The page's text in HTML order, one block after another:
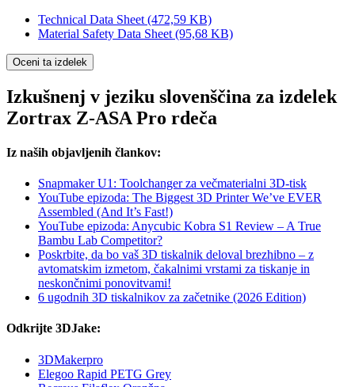
Technical Data Sheet (472,59 KB)
Material Safety Data Sheet (95,68 KB)
Oceni ta izdelek
Izkušnenj v jeziku slovenščina za izdelek
Zortrax Z-ASA Pro rdeča
Iz naših objavljenih člankov:
Snapmaker U1: Toolchanger za večmaterialni 3D-tisk
YouTube epizoda: The Biggest 3D Printer We’ve EVER
Assembled (And It’s Fast!)
YouTube epizoda: Anycubic Kobra S1 Review – A True
Bambu Lab Competitor?
Poskrbite, da bo vaš 3D tiskalnik deloval brezhibno – z
avtomatskim izmetom, čakalnimi vrstami za tiskanje in
neskončnimi ponovitvami!
6 ugodnih 3D tiskalnikov za začetnike (2026 Edition)
Odkrijte 3DJake:
3DMakerpro
Elegoo Rapid PETG Grey